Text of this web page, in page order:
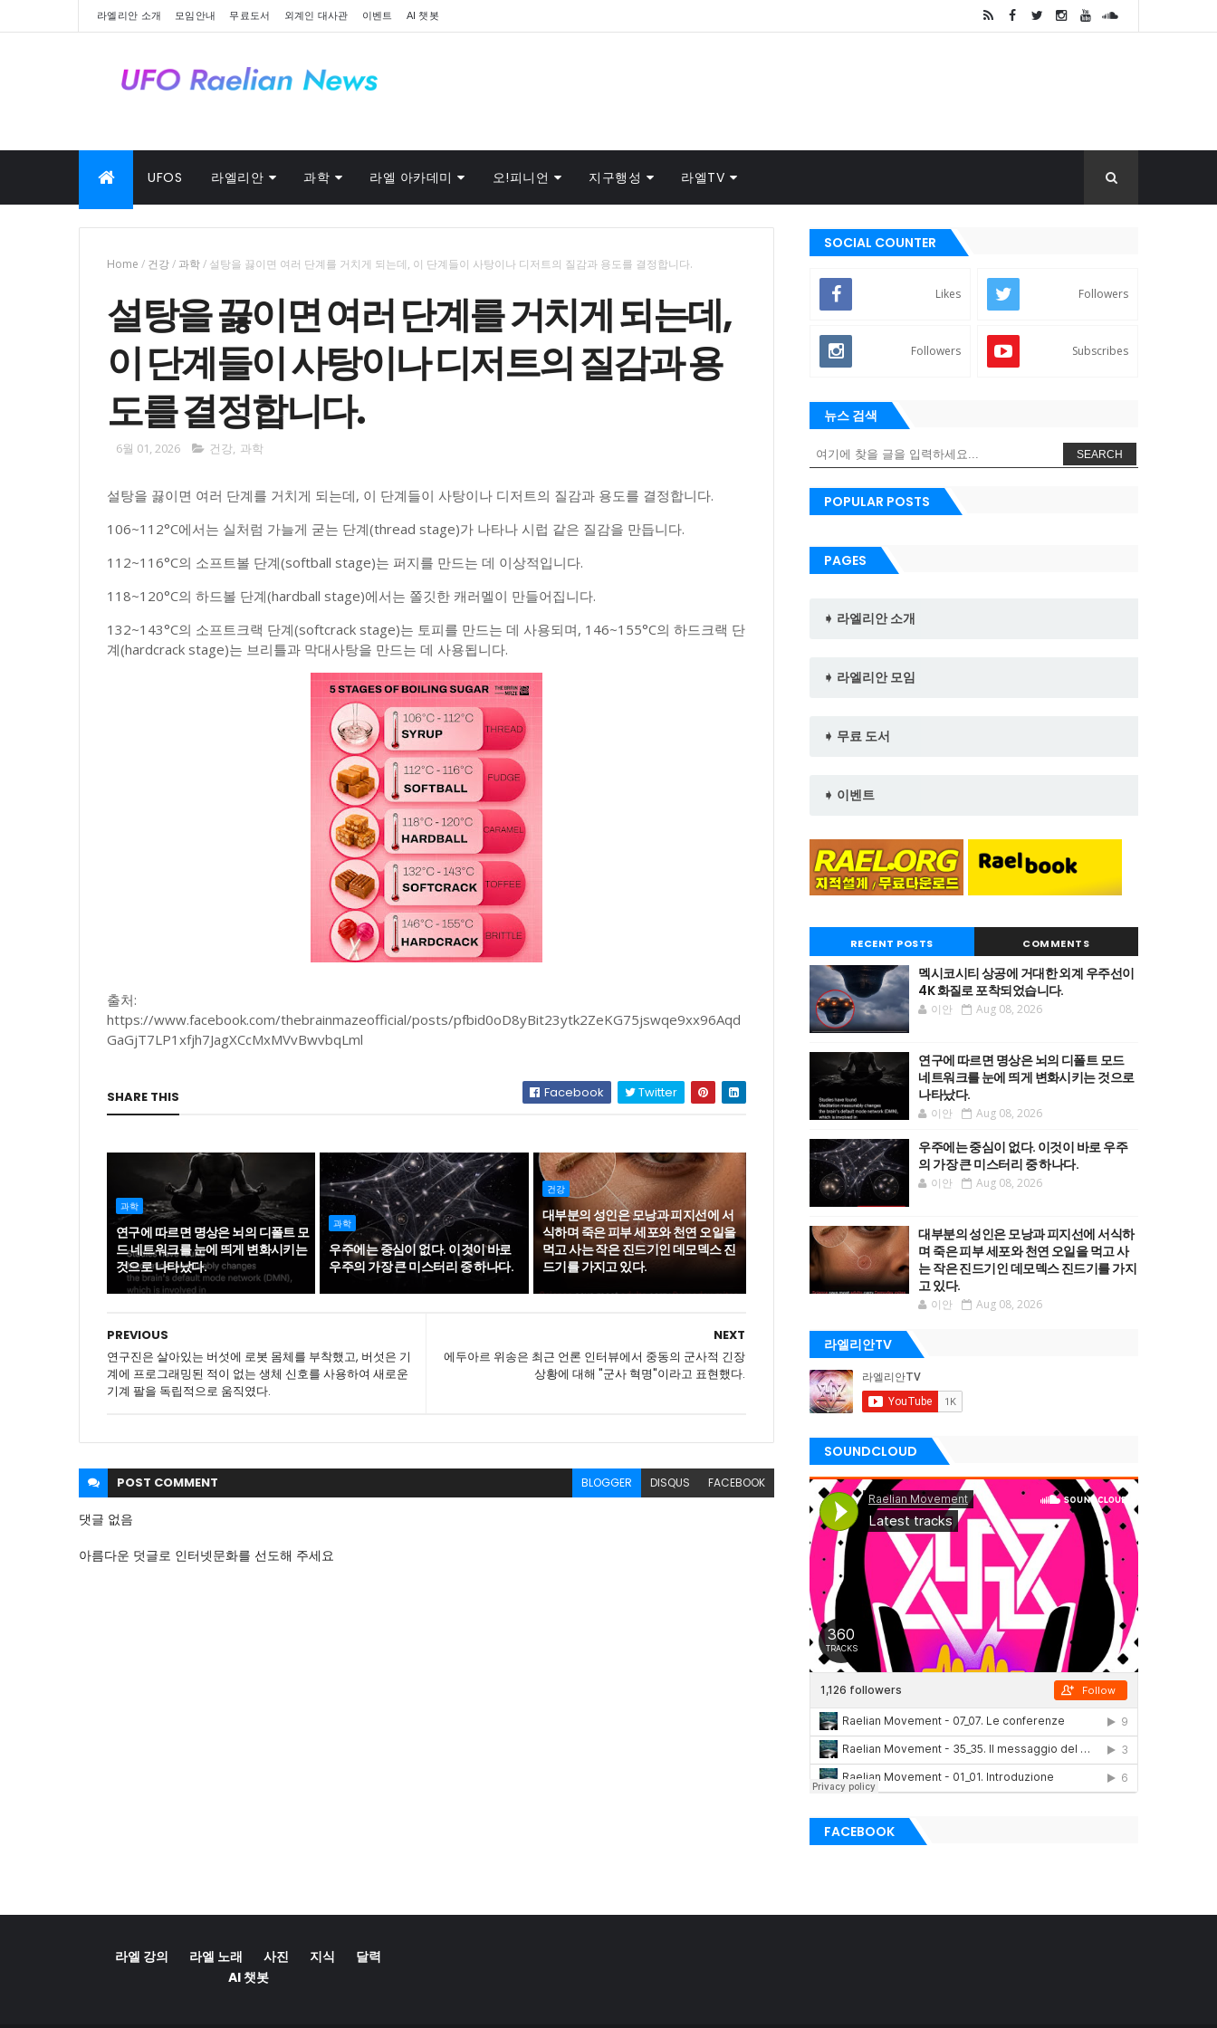
라엘리안 소개 모임안내 무료도서 외계인 대사관 이벤트 AI 챗봇
UFOS 라엘리안 과학 라엘 아카데미 오!피니언 지구행성 라엘TV
Home / 건강/ 과학/ 설탕을 끓이면 여러 단계를 거치게 되는데, 이 단계들이 사탕이나 디저트의 질감과 용도를 결정합니다.
설탕을 끓이면 여러 단계를 거치게 되는데,
이 단계들이 사탕이나 디저트의 질감과 용
도를 결정합니다.
6월 01, 2026 건강, 과학
설탕을 끓이면 여러 단계를 거치게 되는데, 이 단계들이 사탕이나 디저트의 질감과 용도를 결정합니다.
106~112°C에서는 실처럼 가늘게 굳는 단계(thread stage)가 나타나 시럽 같은 질감을 만듭니다.
112~116°C의 소프트볼 단계(softball stage)는 퍼지를 만드는 데 이상적입니다.
118~120°C의 하드볼 단계(hardball stage)에서는 쫄깃한 캐러멜이 만들어집니다.
132~143°C의 소프트크랙 단계(softcrack stage)는 토피를 만드는 데 사용되며, 146~155°C의 하드크랙 단
계(hardcrack stage)는 브리틀과 막대사탕을 만드는 데 사용됩니다.
출처:
https://www.facebook.com/thebrainmazeofficial/posts/pfbid0oD8yBit23ytk2ZeKG75jswqe9xx96Aqd
GaGjT7LP1xfjh7JagXCcMxMVvBwvbqLml
SHARE THIS Facebook Twitter
과학
연구에 따르면 명상은 뇌의 디폴트 모
드 네트워크를 눈에 띄게 변화시키는
것으로 나타났다.
과학
우주에는 중심이 없다. 이것이 바로
우주의 가장 큰 미스터리 중 하나다.
건강
대부분의 성인은 모낭과 피지선에 서
식하며 죽은 피부 세포와 천연 오일을
먹고 사는 작은 진드기인 데모덱스 진
드기를 가지고 있다.
NEXT
에두아르 위송은 최근 언론 인터뷰에서 중동의 군사적 긴장
상황에 대해 "군사 혁명"이라고 표현했다.
PREVIOUS
연구진은 살아있는 버섯에 로봇 몸체를 부착했고, 버섯은 기
계에 프로그래밍된 적이 없는 생체 신호를 사용하여 새로운
기계 팔을 독립적으로 움직였다.
POST COMMENT BLOGGER DISQUS FACEBOOK
댓글 없음
아름다운 덧글로 인터넷문화를 선도해 주세요
SOCIAL COUNTER
Likes Followers
Followers Subscribes
뉴스 검색
SEARCH
POPULAR POSTS
PAGES
➧ 라엘리안 소개
➧ 라엘리안 모임
➧ 무료 도서
➧ 이벤트
RECENT POSTS COMMENTS
멕시코시티 상공에 거대한 외계 우주선이
4K 화질로 포착되었습니다.
이안 Aug 08, 2026
연구에 따르면 명상은 뇌의 디폴트 모드
네트워크를 눈에 띄게 변화시키는 것으로
나타났다.
이안 Aug 08, 2026
우주에는 중심이 없다. 이것이 바로 우주
의 가장 큰 미스터리 중 하나다.
이안 Aug 08, 2026
대부분의 성인은 모낭과 피지선에 서식하
며 죽은 피부 세포와 천연 오일을 먹고 사
는 작은 진드기인 데모덱스 진드기를 가지
고 있다.
이안 Aug 08, 2026
라엘리안TV
SOUNDCLOUD
FACEBOOK
라엘 강의 라엘 노래 사진 지식
달력
AI 챗봇